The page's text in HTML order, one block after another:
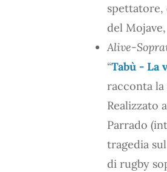
spettatore,
del
Alive-
“Tabù - La
racconta
Realizzato
Parrado
tragedia
di rugby